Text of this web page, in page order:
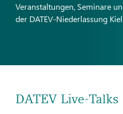
Veranstaltungen, Seminare
der DATEV-Niederlassung
DATEV Live-Talks